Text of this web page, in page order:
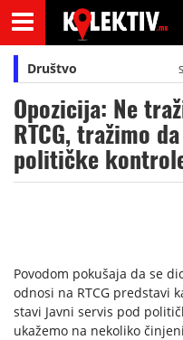
Društvo
Opozicija: Ne
RTCG, tražimo
političke
Povodom pokušaja da se
odnosi na RTCG predstavi
stavi Javni servis pod
ukažemo na nekoliko